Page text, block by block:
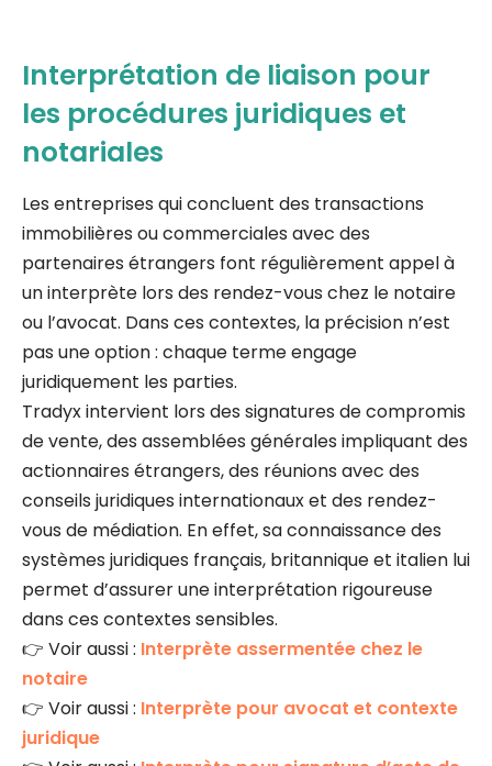
Interprétation de liaison pour
les procédures juridiques et
notariales
Les entreprises qui concluent des transactions
immobilières ou commerciales avec des
partenaires étrangers font régulièrement appel à
un interprète lors des rendez-vous chez le notaire
ou l’avocat. Dans ces contextes, la précision n’est
pas une option : chaque terme engage
juridiquement les parties.
Tradyx intervient lors des signatures de compromis
de vente, des assemblées générales impliquant des
actionnaires étrangers, des réunions avec des
conseils juridiques internationaux et des rendez-
vous de médiation. En effet, sa connaissance des
systèmes juridiques français, britannique et italien lui
permet d’assurer une interprétation rigoureuse
dans ces contextes sensibles.
👉 Voir aussi : Interprète assermentée chez le
notaire
👉 Voir aussi : Interprète pour avocat et contexte
juridique